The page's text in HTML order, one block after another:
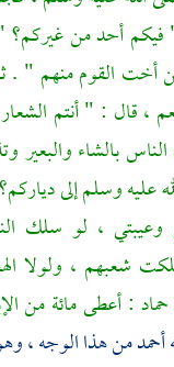
أحد من غيركم؟ "
أخت القوم منهم " .
، قال : " أنتم الشعار
بالشاء والبعير
عليه وسلم إلى
، لو سلك
شعبهم ، ولولا
حماد : أعطى مائة من
أحمدمن هذا الوجه ،